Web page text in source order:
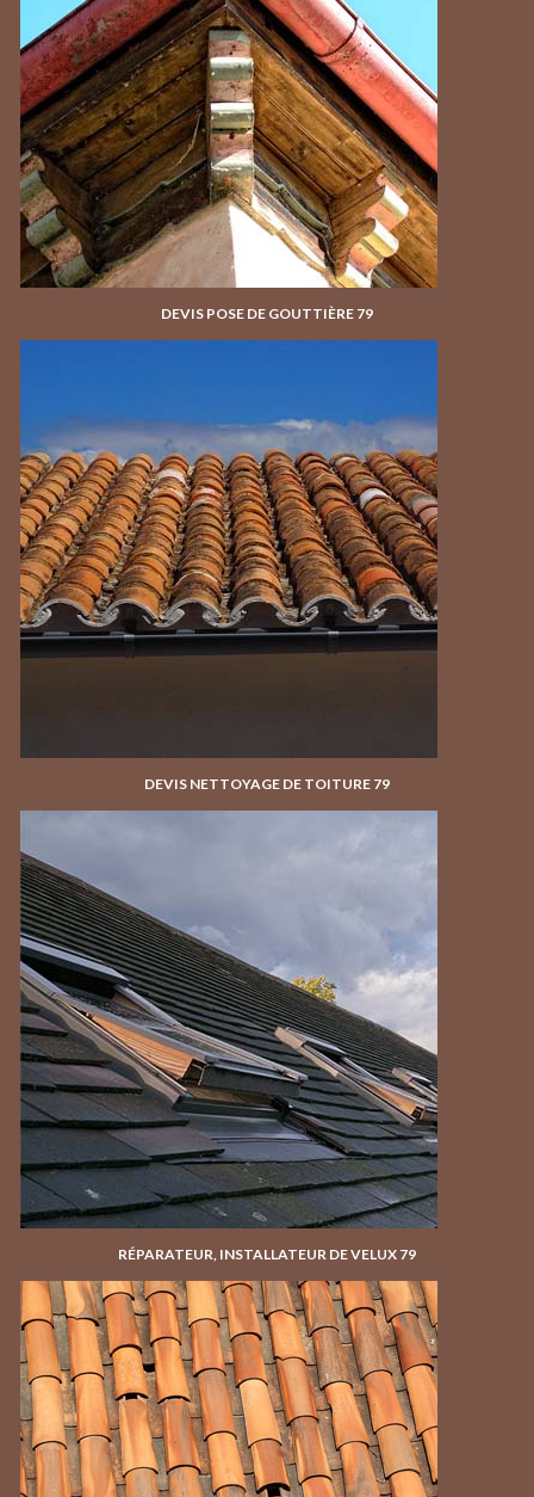
DEVIS POSE DE GOUTTIÈRE 79
DEVIS NETTOYAGE DE TOITURE 79
RÉPARATEUR, INSTALLATEUR DE VELUX 79